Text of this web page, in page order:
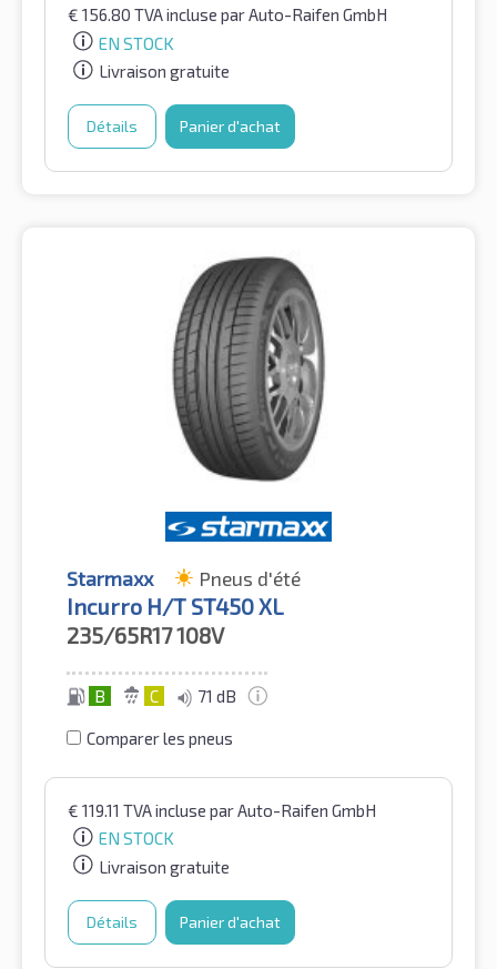
€ 156.80 TVA incluse par Auto-Raifen GmbH
EN STOCK
Livraison gratuite
Détails Panier d'achat
Starmaxx Pneus d'été
Incurro H/T ST450 XL
235/65R17108V
B C 71 dB
Comparer les pneus
€ 119.11 TVA incluse par Auto-Raifen GmbH
EN STOCK
Livraison gratuite
Détails Panier d'achat